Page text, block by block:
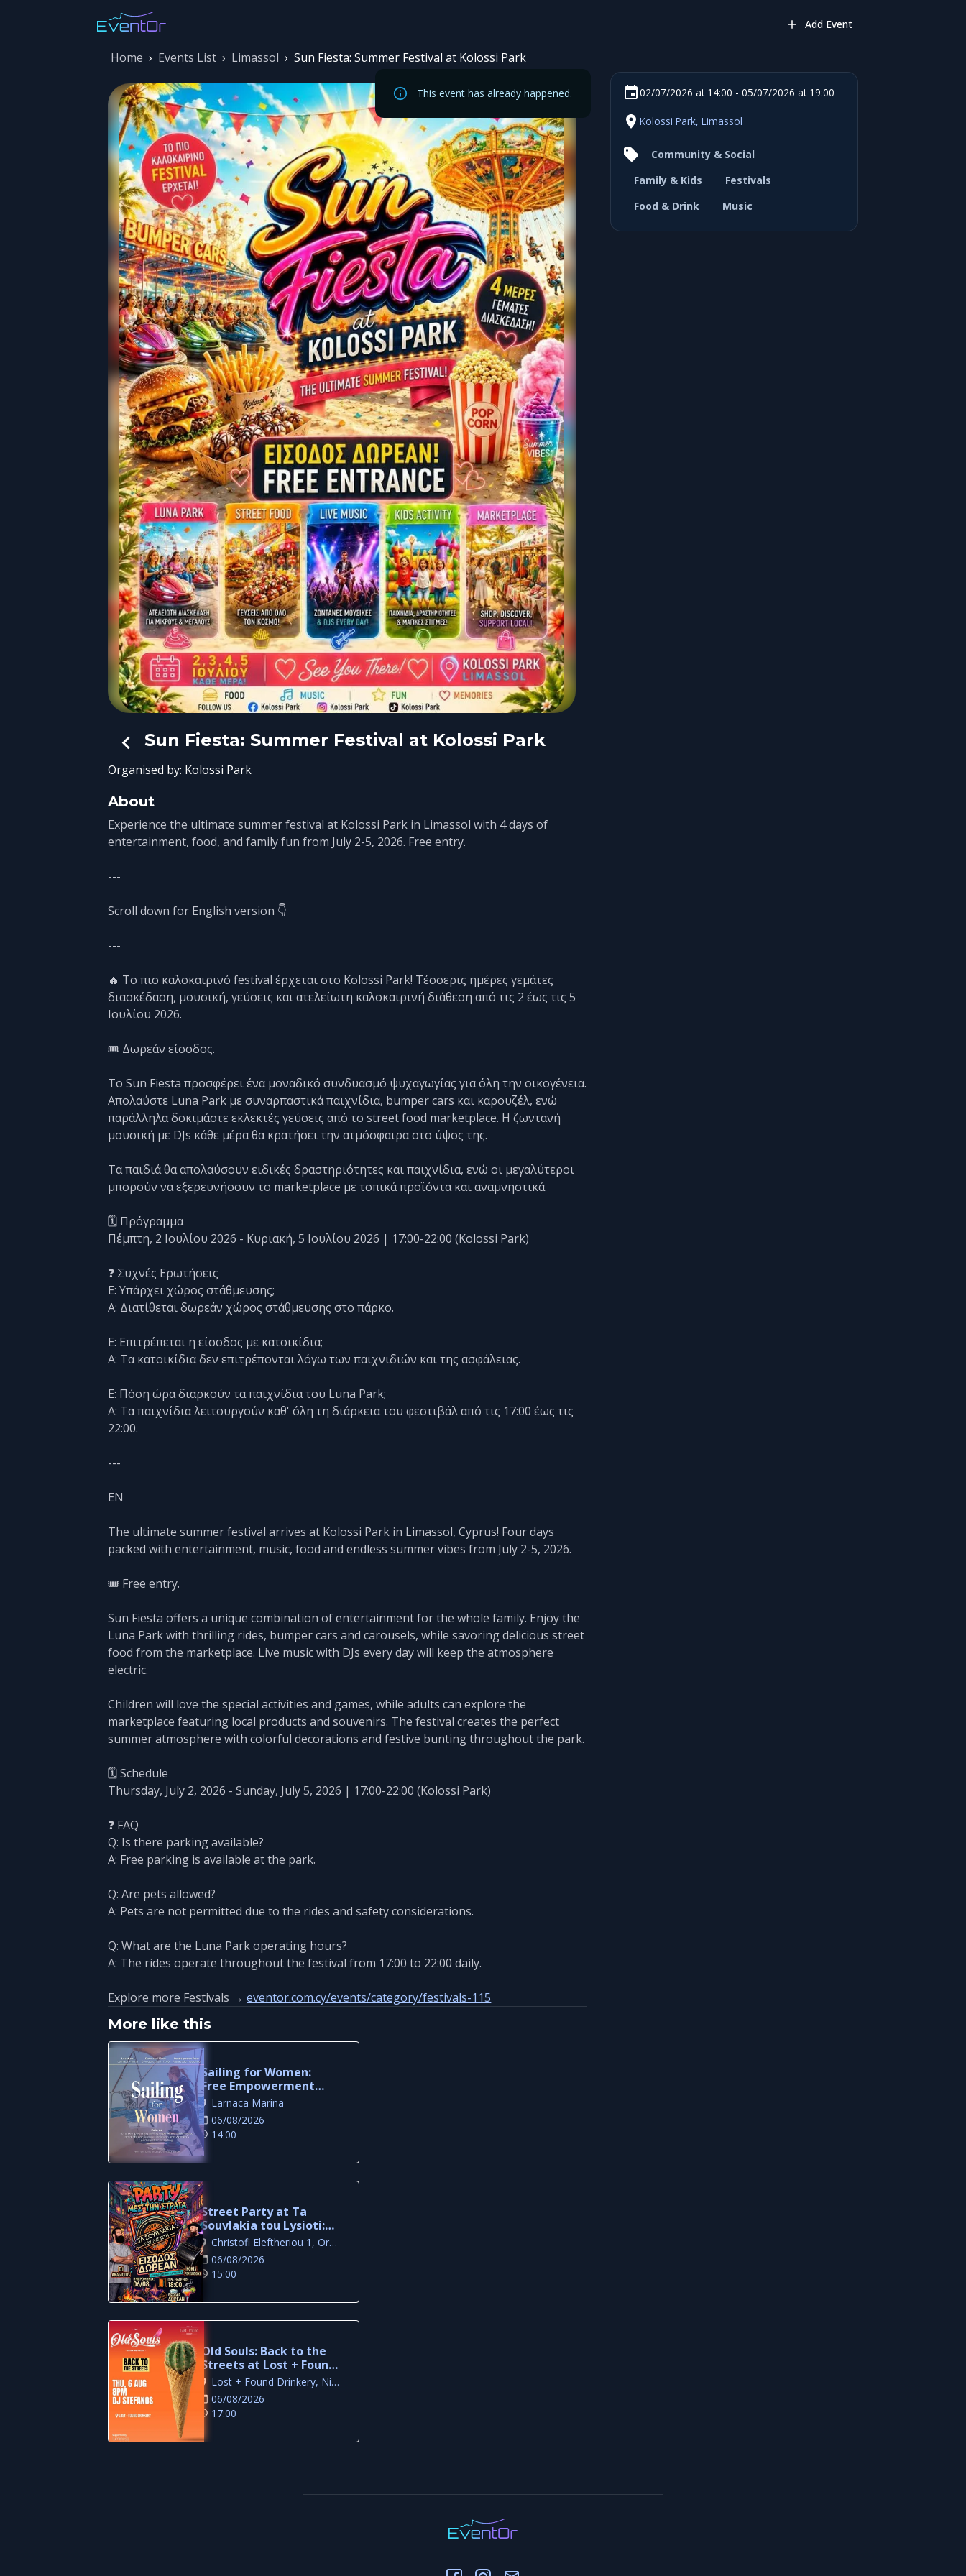
Add Event
This event has already happened.
Home › Events List › Limassol › Sun Fiesta: Summer Festival at Kolossi Park
Sun Fiesta: Summer Festival at Kolossi Park
Organised by: Kolossi Park
02/07/2026 at 14:00 - 05/07/2026 at 19:00
Kolossi Park, Limassol
Community & Social
Family & Kids
Festivals
Food & Drink
Music
About
Experience the ultimate summer festival at Kolossi Park in Limassol with 4 days of
entertainment, food, and family fun from July 2-5, 2026. Free entry.
---
Scroll down for English version 👇
---
🔥 Το πιο καλοκαιρινό festival έρχεται στο Kolossi Park! Τέσσερις ημέρες γεμάτες
διασκέδαση, μουσική, γεύσεις και ατελείωτη καλοκαιρινή διάθεση από τις 2 έως τις 5
Ιουλίου 2026.
🎟️ Δωρεάν είσοδος.
Το Sun Fiesta προσφέρει ένα μοναδικό συνδυασμό ψυχαγωγίας για όλη την οικογένεια.
Απολαύστε Luna Park με συναρπαστικά παιχνίδια, bumper cars και καρουζέλ, ενώ
παράλληλα δοκιμάστε εκλεκτές γεύσεις από το street food marketplace. Η ζωντανή
μουσική με DJs κάθε μέρα θα κρατήσει την ατμόσφαιρα στο ύψος της.
Τα παιδιά θα απολαύσουν ειδικές δραστηριότητες και παιχνίδια, ενώ οι μεγαλύτεροι
μπορούν να εξερευνήσουν το marketplace με τοπικά προϊόντα και αναμνηστικά.
🗓️ Πρόγραμμα
Πέμπτη, 2 Ιουλίου 2026 - Κυριακή, 5 Ιουλίου 2026 | 17:00-22:00 (Kolossi Park)
❓ Συχνές Ερωτήσεις
Ε: Υπάρχει χώρος στάθμευσης;
Α: Διατίθεται δωρεάν χώρος στάθμευσης στο πάρκο.
Ε: Επιτρέπεται η είσοδος με κατοικίδια;
Α: Τα κατοικίδια δεν επιτρέπονται λόγω των παιχνιδιών και της ασφάλειας.
Ε: Πόση ώρα διαρκούν τα παιχνίδια του Luna Park;
Α: Τα παιχνίδια λειτουργούν καθ' όλη τη διάρκεια του φεστιβάλ από τις 17:00 έως τις
22:00.
---
EN
The ultimate summer festival arrives at Kolossi Park in Limassol, Cyprus! Four days
packed with entertainment, music, food and endless summer vibes from July 2-5, 2026.
🎟️ Free entry.
Sun Fiesta offers a unique combination of entertainment for the whole family. Enjoy the
Luna Park with thrilling rides, bumper cars and carousels, while savoring delicious street
food from the marketplace. Live music with DJs every day will keep the atmosphere
electric.
Children will love the special activities and games, while adults can explore the
marketplace featuring local products and souvenirs. The festival creates the perfect
summer atmosphere with colorful decorations and festive bunting throughout the park.
🗓️ Schedule
Thursday, July 2, 2026 - Sunday, July 5, 2026 | 17:00-22:00 (Kolossi Park)
❓ FAQ
Q: Is there parking available?
A: Free parking is available at the park.
Q: Are pets allowed?
A: Pets are not permitted due to the rides and safety considerations.
Q: What are the Luna Park operating hours?
A: The rides operate throughout the festival from 17:00 to 22:00 daily.
Explore more Festivals →eventor.com.cy/events/category/festivals-115
More like this
Sailing for Women:
Free Empowerment
Sailing Experience in
Larnaca
Larnaca Marina
06/08/2026
14:00
Street Party at Ta
Souvlakia tou Lysioti:
Free Outdoor Night in
Larnaca
Christofi Eleftheriou 1, Oroklini, Larnaca
06/08/2026
15:00
Old Souls: Back to the
Streets at Lost + Found
Drinkery
Lost + Found Drinkery, Nicosia
06/08/2026
17:00